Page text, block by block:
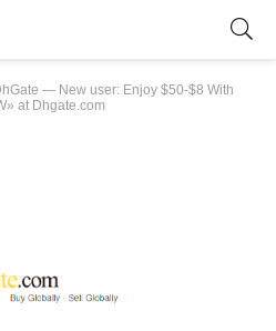
— New user: Enjoy $50-$8 With
at Dhgate.com